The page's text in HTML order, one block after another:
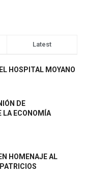
Latest
HOSPITAL MOYANO
DE
LA ECONOMÍA
HOMENAJE AL